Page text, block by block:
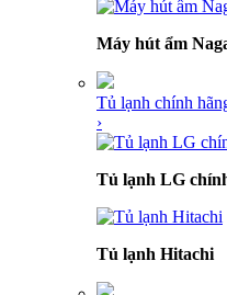
Máy hút ẩm
Tủ lạnh chính
›
Tủ lạnh LG
Tủ lạnh Hitachi